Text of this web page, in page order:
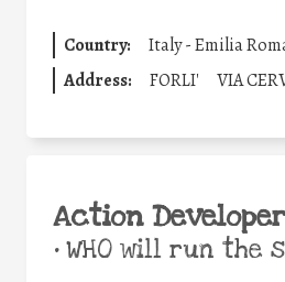
Country:
Italy - Emilia
Address:
FORLI' VIA
Action Developer
•WHO will run the